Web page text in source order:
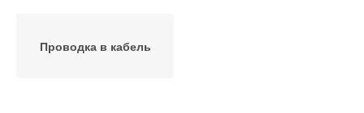
Проводка в кабель